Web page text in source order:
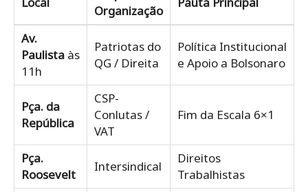
Organização
Av.
Paulista às
11h
Patriotas do
QG / Direita
Política Institucional
e Apoio a Bolsonaro
Pça. da
República
CSP-
Conlutas /
VAT
Fim da Escala 6×1
Pça.
Roosevelt
Intersindical
Direitos
Trabalhistas